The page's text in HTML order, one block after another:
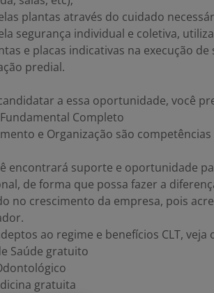
plantas através do cuidado
segurança individual e coletiva,
e placas indicativas na execução
predial.
a essa oportunidade, você
Completo
e Organização são
encontrará suporte e oportunidade
de forma que possa fazer a
no crescimento da empresa, pois
ao regime e benefícios CLT,
Saúde gratuito
gratuita